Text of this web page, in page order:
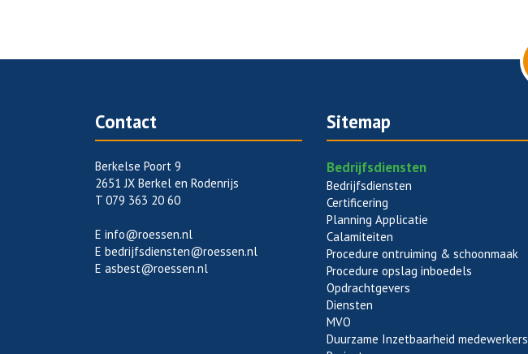
Contact
Berkelse Poort 9
2651 JX Berkel en Rodenrijs
T 079 363 20 60
E info@roessen.nl
E bedrijfsdiensten@roessen.nl
E asbest@roessen.nl
Sitemap
Bedrijfsdiensten
Bedrijfsdiensten
Certificering
Planning Applicatie
Calamiteiten
Procedure ontruiming & schoonmaak
Procedure opslag inboedels
Opdrachtgevers
Diensten
MVO
Duurzame Inzetbaarheid medewerkers